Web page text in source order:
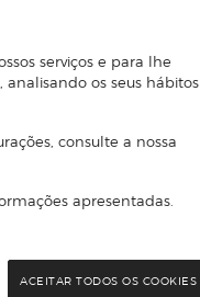
serviços e para lhe
os seus hábitos
consulte a nossa
apresentadas.
ACEITAR TODOS OS COOKIES